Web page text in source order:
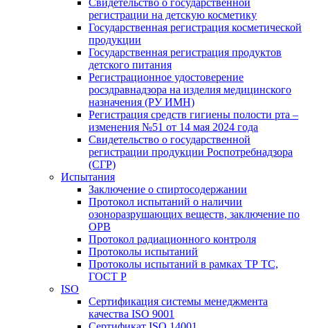
Свидетельство о государственной
регистрации на детскую косметику
Государственная регистрация косметической
продукции
Государственная регистрация продуктов
детского питания
Регистрационное удостоверение
росздравнадзора на изделия медицинского
назначения (РУ ИМН)
Регистрация средств гигиены полости рта –
изменения №51 от 14 мая 2024 года
Свидетельство о государственной
регистрации продукции Роспотребнадзора
(СГР)
Испытания
Заключение о спиртосодержании
Протокол испытаний о наличии
озоноразрушающих веществ, заключение по
ОРВ
Протокол радиационного контроля
Протоколы испытаний
Протоколы испытаний в рамках ТР ТС,
ГОСТ Р
ISO
Сертификация системы менеджмента
качества ISO 9001